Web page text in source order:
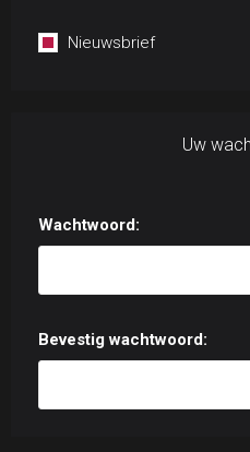
Nieuwsbrief
Uw
Wachtwoord:
Bevestig wachtwoord: